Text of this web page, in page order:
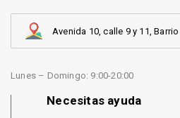
Avenida 10, calle 9 y 11,
Lunes – Domingo: 9:00-20:00
Necesitas ayuda